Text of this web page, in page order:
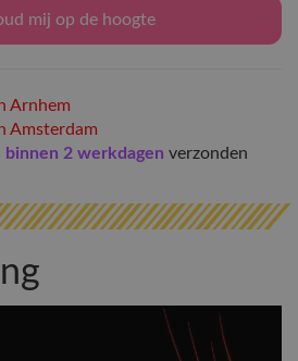
mij op de hoogte
Arnhem
Amsterdam
binnen 2 werkdagen verzonden